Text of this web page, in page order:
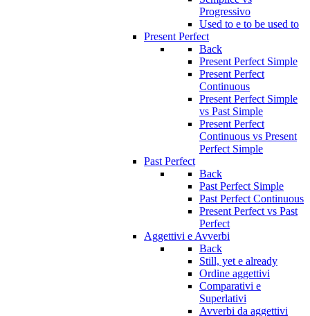
Progressivo
Used to e to be used to
Present Perfect
Back
Present Perfect Simple
Present Perfect
Continuous
Present Perfect Simple
vs Past Simple
Present Perfect
Continuous vs Present
Perfect Simple
Past Perfect
Back
Past Perfect Simple
Past Perfect Continuous
Present Perfect vs Past
Perfect
Aggettivi e Avverbi
Back
Still, yet e already
Ordine aggettivi
Comparativi e
Superlativi
Avverbi da aggettivi